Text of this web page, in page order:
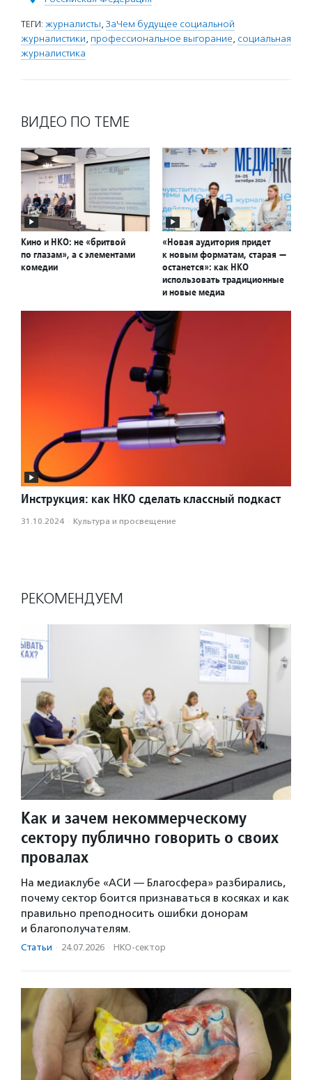
ТЕГИ: журналисты, ЗаЧем будущее социальной
журналистики, профессиональное выгорание, социальная
журналистика
ВИДЕО ПО ТЕМЕ
Кино и НКО: не «бритвой
по глазам», а с элементами
комедии
«Новая аудитория придет
к новым форматам, старая —
останется»: как НКО
использовать традиционные
и новые медиа
Инструкция: как НКО сделать классный подкаст
31.10.2024 · Культура и просвещение
РЕКОМЕНДУЕМ
Как и зачем некоммерческому
сектору публично говорить о своих
провалах
На медиаклубе «АСИ — Благосфера» разбирались,
почему сектор боится признаваться в косяках и как
правильно преподносить ошибки донорам
и благополучателям.
Статьи · 24.07.2026 · НКО-сектор